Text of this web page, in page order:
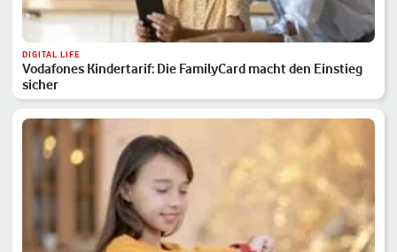
DIGITAL LIFE
Vodafones Kindertarif: Die FamilyCard macht den Einstieg
sicher